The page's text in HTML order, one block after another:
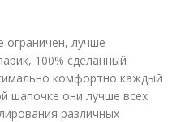
ограничен, лучше
100% сделанный
комфортно каждый
шапочке они лучше всех
различных